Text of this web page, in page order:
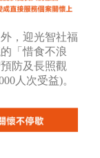
，迎光智社福
「惜食不浪
防及長照觀
人次受益)。